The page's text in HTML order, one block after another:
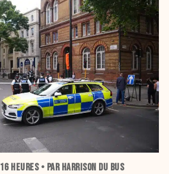
16 HEURES• PAR HARRISON DU BUS